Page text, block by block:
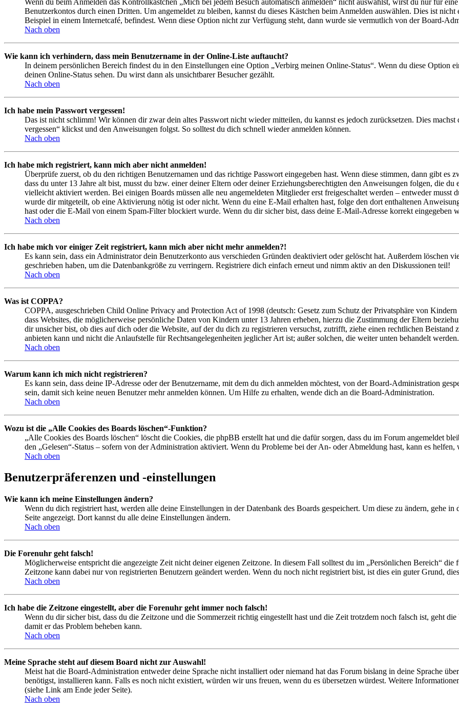
Benutzerkontos durch einen Dritten. Um angemeldet zu bleiben, kannst du dieses Kästchen beim Anmelden auswählen. Dies ist
Beispiel in einem Internetcafé, befindest. Wenn diese Option nicht zur Verfügung steht, dann wurde sie vermutlich von der Board-
Nach oben
Wie kann ich verhindern, dass mein Benutzername in der Online-Liste auftaucht?
In deinem persönlichen Bereich findest du in den Einstellungen eine Option „Verbirg meinen Online-Status“. Wenn du diese Option
deinen Online-Status sehen. Du wirst dann als unsichtbarer Besucher gezählt.
Nach oben
Ich habe mein Passwort vergessen!
Das ist nicht schlimm! Wir können dir zwar dein altes Passwort nicht wieder mitteilen, du kannst es jedoch zurücksetzen. Dies
vergessen“ klickst und den Anweisungen folgst. So solltest du dich schnell wieder anmelden können.
Nach oben
Ich habe mich registriert, kann mich aber nicht anmelden!
Überprüfe zuerst, ob du den richtigen Benutzernamen und das richtige Passwort eingegeben hast. Wenn diese stimmen, dann gibt es
dass du unter 13 Jahre alt bist, musst du bzw. einer deiner Eltern oder deiner Erziehungsberechtigten den Anweisungen folgen, die
vielleicht aktiviert werden. Bei einigen Boards müssen alle neu angemeldeten Mitglieder erst freigeschaltet werden – entweder musst
wurde dir mitgeteilt, ob eine Aktivierung nötig ist oder nicht. Wenn du eine E-Mail erhalten hast, folge den dort enthaltenen
hast oder die E-Mail von einem Spam-Filter blockiert wurde. Wenn du dir sicher bist, dass deine E-Mail-Adresse korrekt eingegeben
Nach oben
Ich habe mich vor einiger Zeit registriert, kann mich aber nicht mehr anmelden?!
Es kann sein, dass ein Administrator dein Benutzerkonto aus verschieden Gründen deaktiviert oder gelöscht hat. Außerdem löschen
geschrieben haben, um die Datenbankgröße zu verringern. Registriere dich einfach erneut und nimm aktiv an den Diskussionen teil!
Nach oben
Was ist COPPA?
COPPA, ausgeschrieben Child Online Privacy and Protection Act of 1998 (deutsch: Gesetz zum Schutz der Privatsphäre von
dass Websites, die möglicherweise persönliche Daten von Kindern unter 13 Jahren erheben, hierzu die Zustimmung der Eltern
dir unsicher bist, ob dies auf dich oder die Website, auf der du dich zu registrieren versuchst, zutrifft, ziehe einen rechtlichen Beistand
anbieten kann und nicht die Anlaufstelle für Rechtsangelegenheiten jeglicher Art ist; außer solchen, die weiter unten behandelt werden.
Nach oben
Warum kann ich mich nicht registrieren?
Es kann sein, dass deine IP-Adresse oder der Benutzername, mit dem du dich anmelden möchtest, von der Board-Administration
sein, damit sich keine neuen Benutzer mehr anmelden können. Um Hilfe zu erhalten, wende dich an die Board-Administration.
Nach oben
Wozu ist die „Alle Cookies des Boards löschen“-Funktion?
„Alle Cookies des Boards löschen“ löscht die Cookies, die phpBB erstellt hat und die dafür sorgen, dass du im Forum angemeldet
den „Gelesen“-Status – sofern von der Administration aktiviert. Wenn du Probleme bei der An- oder Abmeldung hast, kann es
Nach oben
Benutzerpräferenzen und -einstellungen
Wie kann ich meine Einstellungen ändern?
Wenn du dich registriert hast, werden alle deine Einstellungen in der Datenbank des Boards gespeichert. Um diese zu ändern, gehe
Seite angezeigt. Dort kannst du alle deine Einstellungen ändern.
Nach oben
Die Forenuhr geht falsch!
Möglicherweise entspricht die angezeigte Zeit nicht deiner eigenen Zeitzone. In diesem Fall solltest du im „Persönlichen Bereich“
Zeitzone kann dabei nur von registrierten Benutzern geändert werden. Wenn du noch nicht registriert bist, ist dies ein guter Grund,
Nach oben
Ich habe die Zeitzone eingestellt, aber die Forenuhr geht immer noch falsch!
Wenn du dir sicher bist, dass du die Zeitzone und die Sommerzeit richtig eingestellt hast und die Zeit trotzdem noch falsch ist, geht
damit er das Problem beheben kann.
Nach oben
Meine Sprache steht auf diesem Board nicht zur Auswahl!
Meist hat die Board-Administration entweder deine Sprache nicht installiert oder niemand hat das Forum bislang in deine Sprache
benötigst, installieren kann. Falls es noch nicht existiert, würden wir uns freuen, wenn du es übersetzen würdest. Weitere
(siehe Link am Ende jeder Seite).
Nach oben